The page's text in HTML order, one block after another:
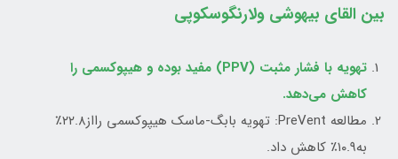
بین القای بیهوشی ولارنگوسکوپی
تهویه با فشار مثبت (PPV) مفید بوده و هیپوکسمی را
کاهش می‌دهد.
مطالعه PreVent: تهویه بابگ-ماسک هیپوکسمی رااز۲۲.۸٪
به۱۰.۹٪ کاهش داد.